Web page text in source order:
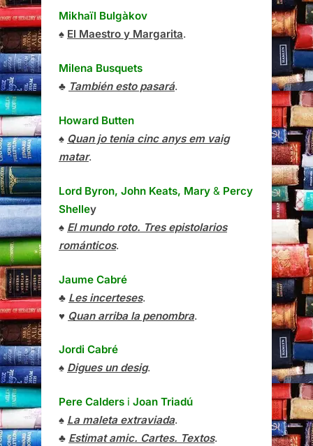
Mikhaïl Bulgàkov
♠ El Maestro y Margarita.
Milena Busquets
♣ También esto pasará.
Howard Butten
♠ Quan jo tenia cinc anys em vaig
matar.
Lord Byron, John Keats, Mary & Percy
Shelley
♠ El mundo roto. Tres epistolarios
románticos.
Jaume Cabré
♣ Les incerteses.
♥ Quan arriba la penombra.
Jordi Cabré
♠ Digues un desig.
Pere Calders i Joan Triadú
♠ La maleta extraviada.
♣ Estimat amic. Cartes. Textos.